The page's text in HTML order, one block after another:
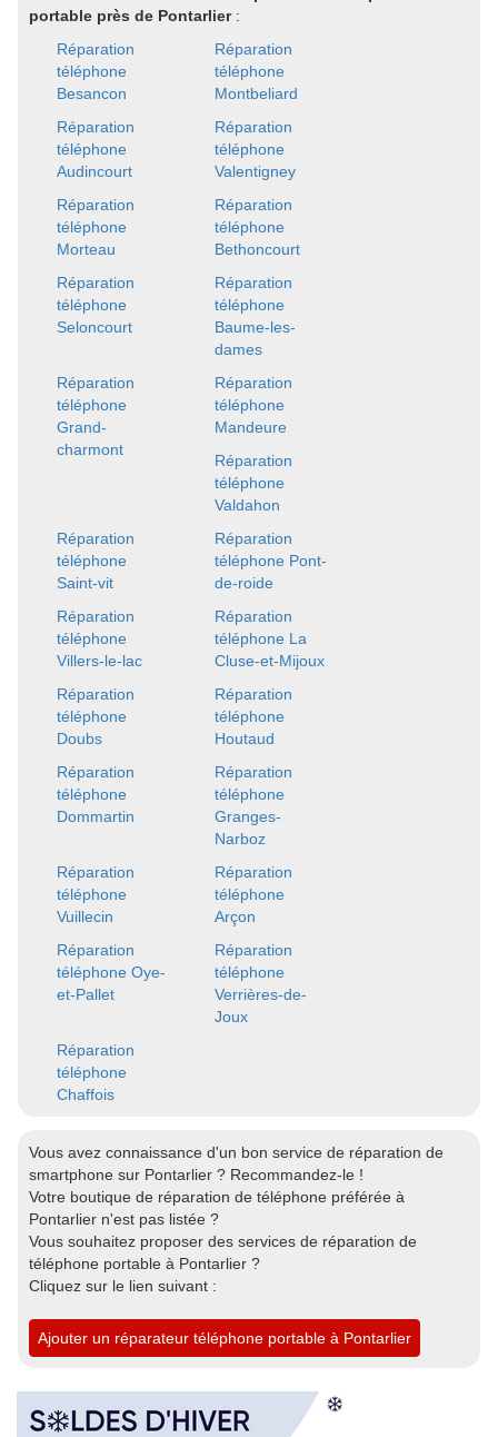
portable près de Pontarlier:
Réparation
téléphone
Besancon
Réparation
téléphone
Montbeliard
Réparation
téléphone
Audincourt
Réparation
téléphone
Valentigney
Réparation
téléphone
Morteau
Réparation
téléphone
Bethoncourt
Réparation
téléphone
Seloncourt
Réparation
téléphone
Baume-les-
dames
Réparation
téléphone
Grand-
charmont
Réparation
téléphone
Mandeure
Réparation
téléphone
Valdahon
Réparation
téléphone
Saint-vit
Réparation
téléphone Pont-
de-roide
Réparation
téléphone
Villers-le-lac
Réparation
téléphone La
Cluse-et-Mijoux
Réparation
téléphone
Doubs
Réparation
téléphone
Houtaud
Réparation
téléphone
Dommartin
Réparation
téléphone
Granges-
Narboz
Réparation
téléphone
Vuillecin
Réparation
téléphone
Arçon
Réparation
téléphone Oye-
et-Pallet
Réparation
téléphone
Verrières-de-
Joux
Réparation
téléphone
Chaffois
Vous avez connaissance d'un bon service de réparation de
smartphone sur Pontarlier ? Recommandez-le !
Votre boutique de réparation de téléphone préférée à
Pontarlier n'est pas listée ?
Vous souhaitez proposer des services de réparation de
téléphone portable à Pontarlier ?
Cliquez sur le lien suivant :
Ajouter un réparateur téléphone portable à Pontarlier